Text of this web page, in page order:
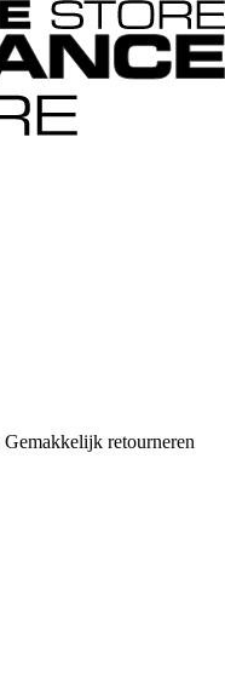
Gemakkelijk retourneren